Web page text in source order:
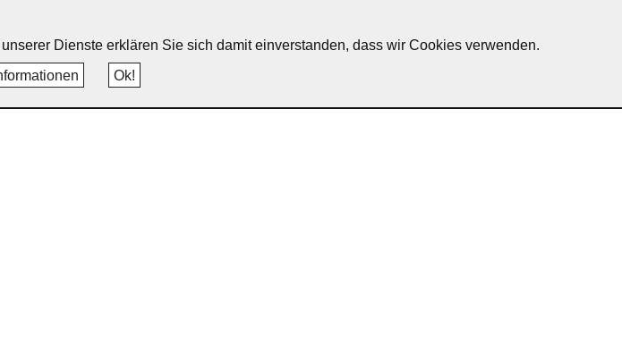
Dienste erklären Sie sich damit einverstanden, dass wir Cookies verwenden.
Ok!